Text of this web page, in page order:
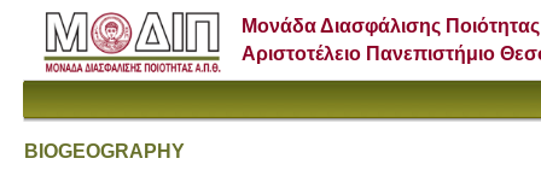
Μονάδα Διασφάλισης Ποιότητας
Αριστοτέλειο Πανεπιστήμιο
BIOGEOGRAPHY